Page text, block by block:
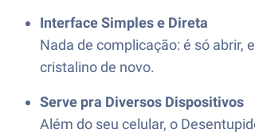
Interface Simples e Direta
Nada de complicação: é só abrir,
cristalino de novo.
Serve pra Diversos Dispositivos
Além do seu celular, o